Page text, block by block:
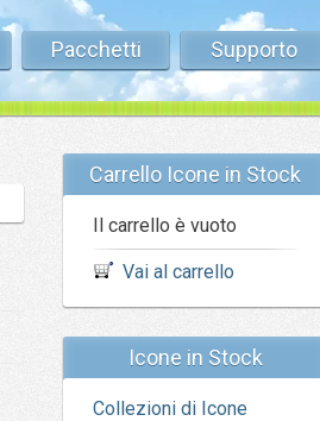
Pacchetti Supporto
Carrello Icone in Stock
Il carrello è vuoto
Vai al carrello
Icone in Stock
Collezioni di Icone